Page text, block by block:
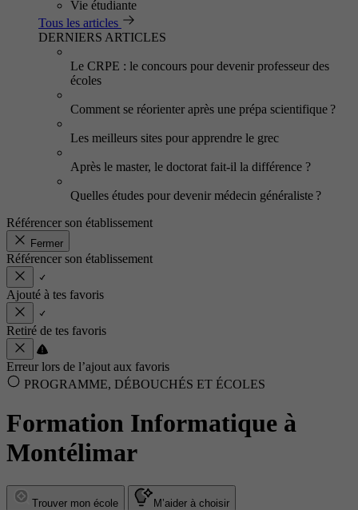
Vie étudiante
Tous les articles
DERNIERS ARTICLES
Le CRPE : le concours pour devenir professeur des
écoles
Comment se réorienter après une prépa scientifique ?
Les meilleurs sites pour apprendre le grec
Après le master, le doctorat fait-il la différence ?
Quelles études pour devenir médecin généraliste ?
Référencer son établissement
Fermer
Référencer son établissement
Ajouté à tes favoris
Retiré de tes favoris
Erreur lors de l’ajout aux favoris
PROGRAMME, DÉBOUCHÉS ET ÉCOLES
Formation Informatique à
Montélimar
Trouver mon école M’aider à choisir